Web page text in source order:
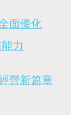
面優化
力
營新篇章